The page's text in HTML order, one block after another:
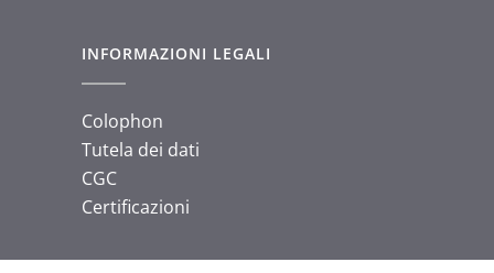
INFORMAZIONI LEGALI
Colophon
Tutela dei dati
CGC
Certificazioni